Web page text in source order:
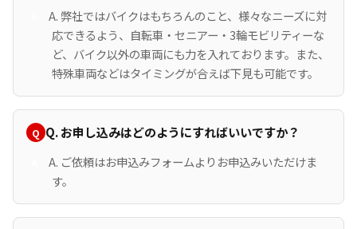
A. 弊社ではバイクはもちろんのこと、様々なニーズに対
応できるよう、自転車・セニアー・3輪モビリティーな
ど、バイク以外の車両にも力を入れております。また、
特殊車両などはタイミングが合えば下見も可能です。
Q. お申し込みはどのようにすればいいですか？
A. ご依頼はお申込みフォームよりお申込みいただけま
す。